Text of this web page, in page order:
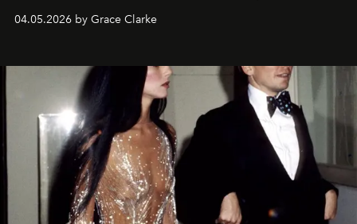
04.05.2026 by Grace Clarke